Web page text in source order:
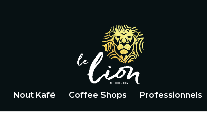
Nout Kafé Coffee Shops Professionnels